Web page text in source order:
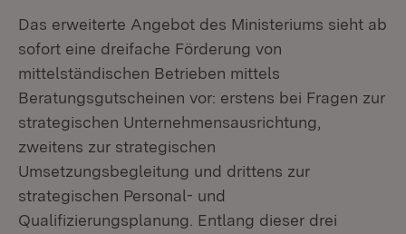
Das erweiterte Angebot des Ministeriums sieht ab
sofort eine dreifache Förderung von
mittelständischen Betrieben mittels
Beratungsgutscheinen vor: erstens bei Fragen zur
strategischen Unternehmensausrichtung,
zweitens zur strategischen
Umsetzungsbegleitung und drittens zur
strategischen Personal- und
Qualifizierungsplanung. Entlang dieser drei